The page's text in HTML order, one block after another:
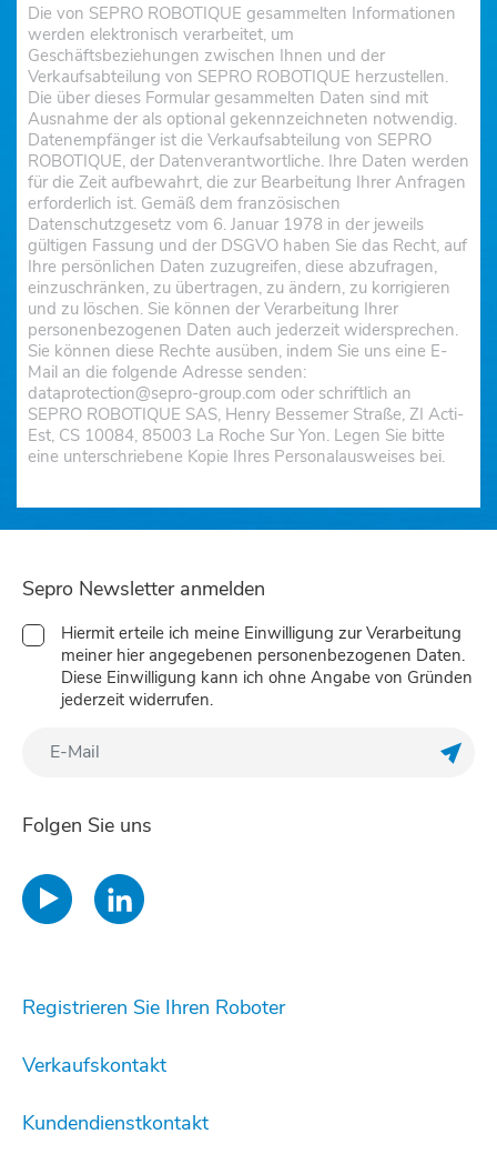
Die von SEPRO ROBOTIQUE gesammelten Informationen
werden elektronisch verarbeitet, um
Geschäftsbeziehungen zwischen Ihnen und der
Verkaufsabteilung von SEPRO ROBOTIQUE herzustellen.
Die über dieses Formular gesammelten Daten sind mit
Ausnahme der als optional gekennzeichneten notwendig.
Datenempfänger ist die Verkaufsabteilung von SEPRO
ROBOTIQUE, der Datenverantwortliche. Ihre Daten werden
für die Zeit aufbewahrt, die zur Bearbeitung Ihrer Anfragen
erforderlich ist. Gemäß dem französischen
Datenschutzgesetz vom 6. Januar 1978 in der jeweils
gültigen Fassung und der DSGVO haben Sie das Recht, auf
Ihre persönlichen Daten zuzugreifen, diese abzufragen,
einzuschränken, zu übertragen, zu ändern, zu korrigieren
und zu löschen. Sie können der Verarbeitung Ihrer
personenbezogenen Daten auch jederzeit widersprechen.
Sie können diese Rechte ausüben, indem Sie uns eine E-
Mail an die folgende Adresse senden:
dataprotection@sepro-group.com oder schriftlich an
SEPRO ROBOTIQUE SAS, Henry Bessemer Straße, ZI Acti-
Est, CS 10084, 85003 La Roche Sur Yon. Legen Sie bitte
eine unterschriebene Kopie Ihres Personalausweises bei.
Sepro Newsletter anmelden
Hiermit erteile ich meine Einwilligung zur Verarbeitung
meiner hier angegebenen personenbezogenen Daten.
Diese Einwilligung kann ich ohne Angabe von Gründen
jederzeit widerrufen.
Folgen Sie uns
Registrieren Sie Ihren Roboter
Verkaufskontakt
Kundendienstkontakt